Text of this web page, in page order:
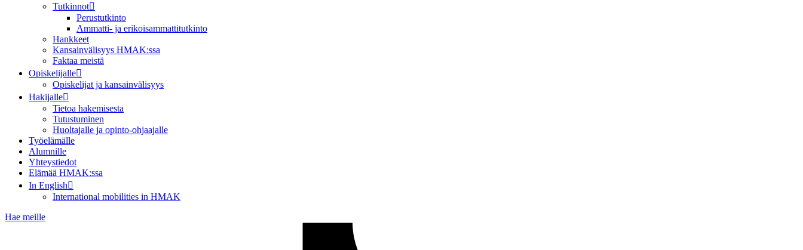
Tutkinnot
Perustutkinto
Ammatti- ja erikoisammattitutkinto
Hankkeet
Kansainvälisyys HMAK:ssa
Faktaa meistä
Opiskelijalle
Opiskelijat ja kansainvälisyys
Hakijalle
Tietoa hakemisesta
Tutustuminen
Huoltajalle ja opinto-ohjaajalle
Työelämälle
Alumnille
Yhteystiedot
Elämää HMAK:ssa
In English
International mobilities in HMAK
Hae meille